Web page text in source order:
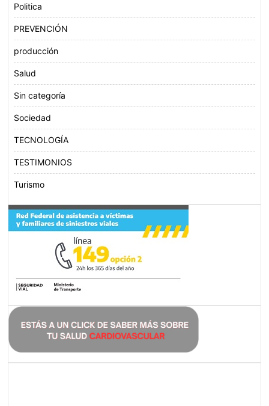
Politica
PREVENCIÓN
producción
Salud
Sin categoría
Sociedad
TECNOLOGÍA
TESTIMONIOS
Turismo